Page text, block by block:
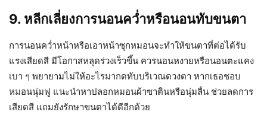
9. หลีกเลี่ยงการนอนคว่ำหรือนอนทับขนตา
การนอนคว่ำหน้าหรือเอาหน้าซุกหมอนจะทำให้ขนตาที่ต่อได้รับ
แรงเสียดสี มีโอกาสหลุดร่วงเร็วขึ้น ควรนอนหงายหรือนอนตะแคง
เบา ๆ พยายามไม่ให้อะไรมากดทับบริเวณดวงตา หากเธอชอบ
หมอนนุ่มฟู แนะนำหาปลอกหมอนผ้าซาตินหรือนุ่มลื่น ช่วยลดการ
เสียดสี แถมยังรักษาขนตาได้ดีอีกด้วย